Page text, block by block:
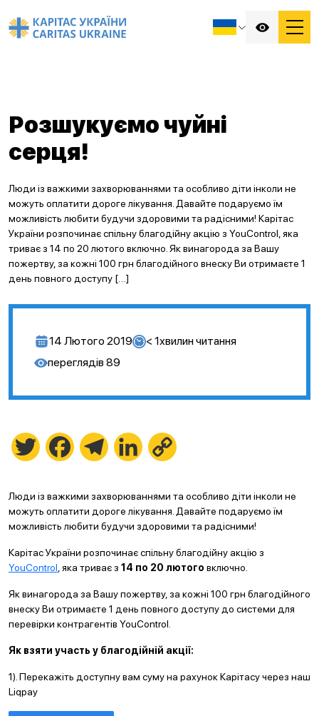
Розшукуємо чуйні
серця!
Люди із важкими захворюваннями та особливо діти інколи не
можуть оплатити дороге лікування. Давайте подаруємо їм
можливість любити будучи здоровими та радісними! Карітас
України розпочинає спільну благодійну акцію з YouControl, яка
триває з 14 по 20 лютого включно. Як винагорода за Вашу
пожертву, за кожні 100 грн благодійного внеску Ви отримаєте 1
день повного доступу […]
14 Лютого 2019 < 1хвилин читання
переглядів 89
Twitter FacebookTelegramLinkedIn
Люди із важкими захворюваннями та особливо діти інколи не
можуть оплатити дороге лікування. Давайте подаруємо їм
можливість любити будучи здоровими та радісними!
Карітас України розпочинає спільну благодійну акцію з
YouControl , яка триває з 14 по 20 лютого включно.
Як винагорода за Вашу пожертву, за кожні 100 грн благодійного
внеску Ви отримаєте 1 день повного доступу до системи для
перевірки контрагентів YouControl.
Як взяти участь у благодійній акції:
1). Перекажіть доступну вам суму на рахунок Карітасу через наш
Liqpay